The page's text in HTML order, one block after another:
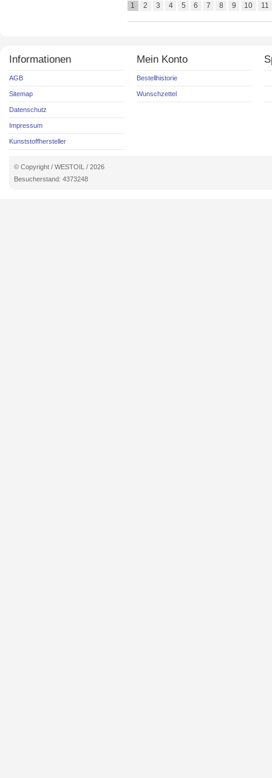
1 2 3 4 5 6 7 8 9 10 11
Informationen
AGB
Sitemap
Datenschutz
Impressum
Kunststoffhersteller
Mein Konto
Bestellhistorie
Wunschzettel
© Copyright / WESTOIL / 2026
Besucherstand: 4373248